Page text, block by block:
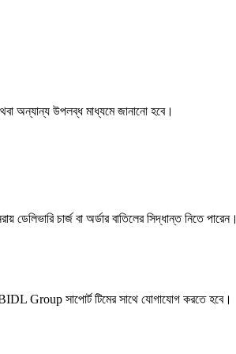
অন্যান্য উপলব্ধ মাধ্যমে জানানো হবে।
চার্জ বা অর্ডার বাতিলের সিদ্ধান্ত নিতে পারেন।
BIDL Group সাপোর্ট টিমের সাথে যোগাযোগ করতে হবে।